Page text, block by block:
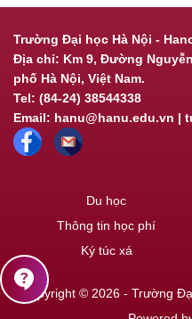
Trường Đại học Hà Nội -
Địa chỉ: Km 9, Đường
phố Hà Nội, Việt Nam.
Tel: (84-24) 38544338
Email: hanu@hanu.edu.vn |
Du học
Thông tin học phí
Ký túc xá
Copyright © 2026 - Trường
contact_support